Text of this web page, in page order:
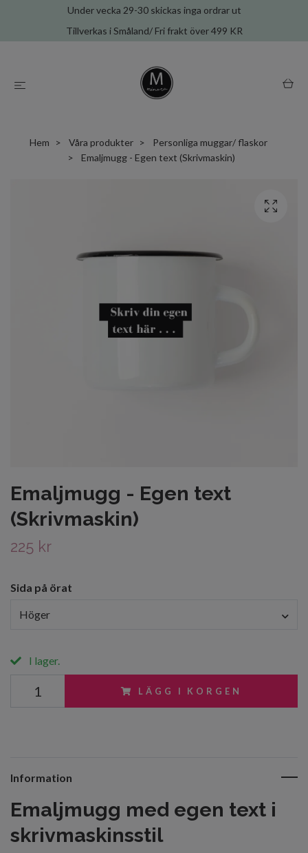
Under vecka 29-30 skickas inga ordrar ut
Tillverkas i Småland/ Fri frakt över 499 KR
Hem Våra produkter
Personliga muggar/ flaskor
Emaljmugg - Egen text (Skrivmaskin)
Emaljmugg - Egen text
(Skrivmaskin)
225 kr
Sida på örat
Höger
I lager.
LÄGG I KORGEN
Information
Emaljmugg med egen text i
skrivmaskinsstil